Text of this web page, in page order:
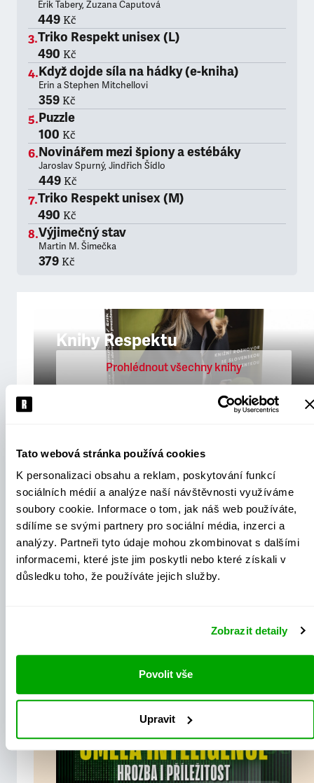
Tato webová stránka používá cookies
K personalizaci obsahu a reklam, poskytování funkcí
sociálních médií a analýze naší návštěvnosti využíváme
soubory cookie. Informace o tom, jak náš web používáte,
sdílíme se svými partnery pro sociální média, inzerci a
analýzy. Partneři tyto údaje mohou zkombinovat s dalšími
informacemi, které jste jim poskytli nebo které získali v
důsledku toho, že používáte jejich služby.
Zobrazit detaily
Povolit vše
Upravit
Erik Tabery, Zuzana Čaputová
449 Kč
Triko Respekt unisex (L)
490 Kč
Když dojde síla na hádky (e-kniha)
Erin a Stephen Mitchellovi
359 Kč
Puzzle
100 Kč
Novinářem mezi špiony a estébáky
Jaroslav Spurný, Jindřich Šídlo
449 Kč
Triko Respekt unisex (M)
490 Kč
Výjimečný stav
Martin M. Šimečka
379 Kč
Knihy Respektu
Prohlédnout všechny knihy